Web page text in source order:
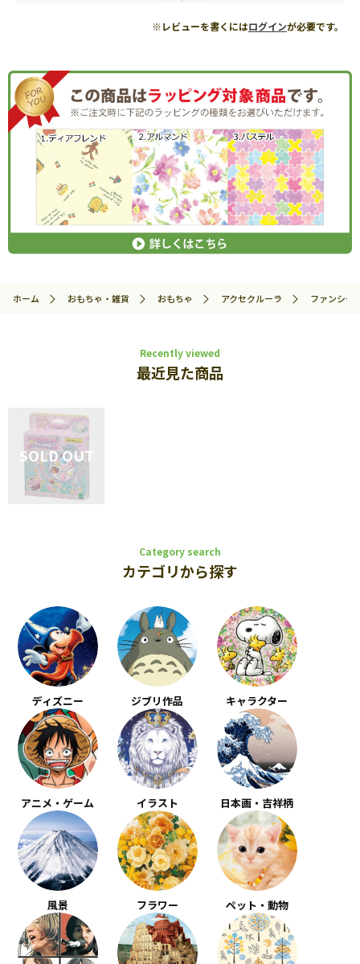
※レビューを書くにはログインが必要です。
ホーム おもちゃ・雑貨 おもちゃ アクセクルーラ ファンシー
Recently viewed
最近見た商品
Category search
カテゴリから探す
ディズニー ジブリ作品 キャラクター
アニメ・ゲーム イラスト 日本画・吉祥柄
風景 フラワー ペット・動物